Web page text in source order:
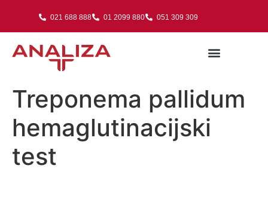
021 688 888 01 2099 880 051 309 309
Treponema pallidum
hemaglutinacijski
test